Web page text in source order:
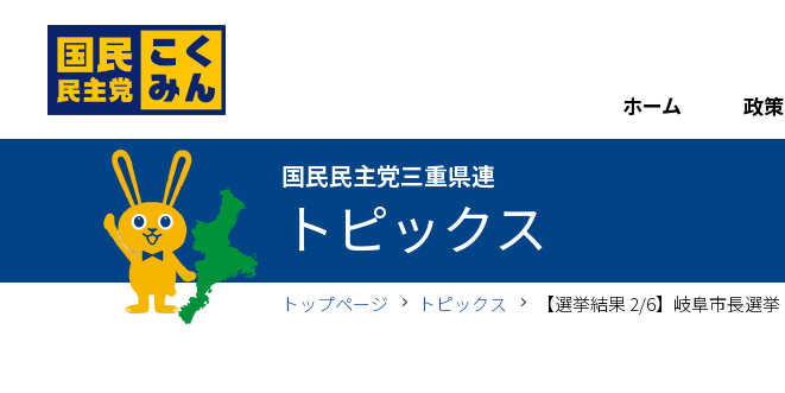
ホーム 政策
国民民主党三重県連
トピックス
トップページ トピックス 【選挙結果 2/6】岐阜市長選挙